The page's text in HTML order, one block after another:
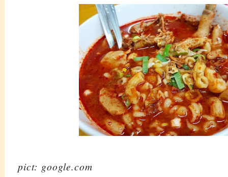
pict: google.com